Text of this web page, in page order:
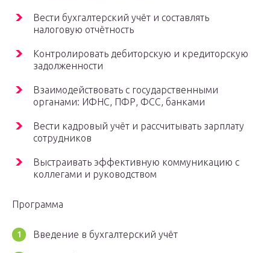
Вести бухгалтерский учёт и составлять
налоговую отчётность
Контролировать дебиторскую и кредиторскую
задолженности
Взаимодействовать с государственными
органами: ИФНС, ПФР, ФCC, банками
Вести кадровый учёт и рассчитывать зарплату
сотрудников
Выстраивать эффективную коммуникацию с
коллегами и руководством
Программа
Введение в бухгалтерский учёт